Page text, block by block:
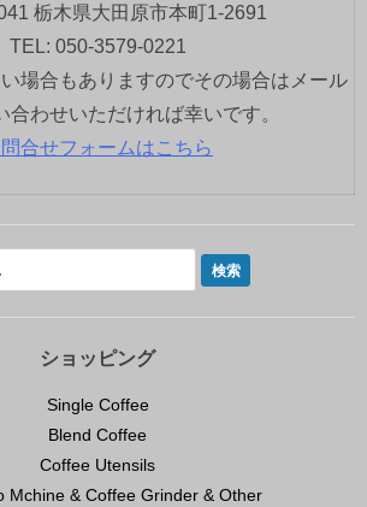
栃木県大田原市本町1-2691
TEL: 050-3579-0221
場合もありますのでその場合はメール
合わせいただければ幸いです。
合せフォームはこちら
ショッピング
Single Coffee
Blend Coffee
Coffee Utensils
Mchine & Coffee Grinder & Other